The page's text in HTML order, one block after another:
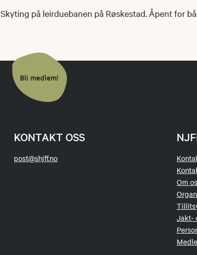
Skyting på leirduebanen på Røskestad. Åpent for
Bli medlem!
KONTAKT OSS
post@shjff.no
Om
Jakt-